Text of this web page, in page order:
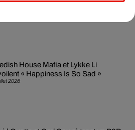
2026
House Mafia et Lykke Li
« Happiness Is So Sad »